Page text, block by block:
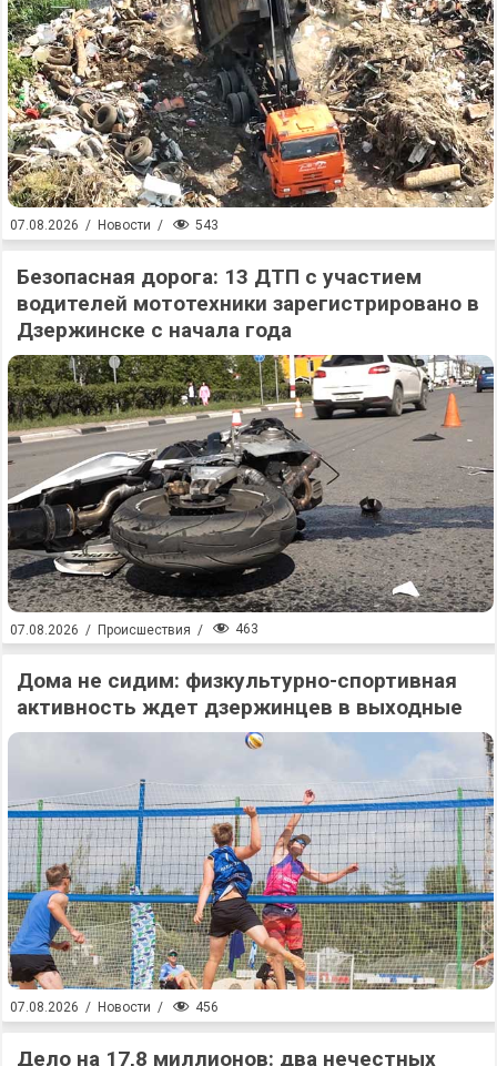
07.08.2026 / Новости / 543
Безопасная дорога: 13 ДТП с участием
водителей мототехники зарегистрировано в
Дзержинске с начала года
07.08.2026 / Происшествия / 463
Дома не сидим: физкультурно-спортивная
активность ждет дзержинцев в выходные
07.08.2026 / Новости / 456
Дело на 17,8 миллионов: два нечестных